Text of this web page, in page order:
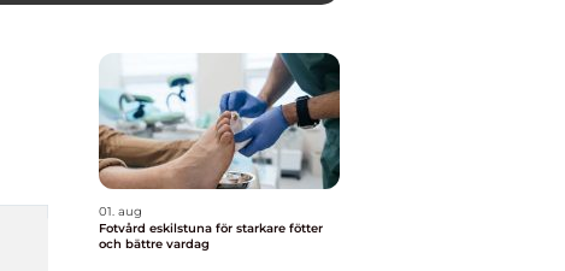
01. aug
Fotvård eskilstuna för starkare fötter
och bättre vardag